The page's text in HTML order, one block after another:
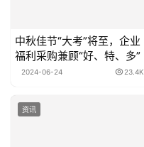
中秋佳节“大考”将至，企业
福利采购兼顾“好、特、多”
2024-06-24 23.4K
资讯